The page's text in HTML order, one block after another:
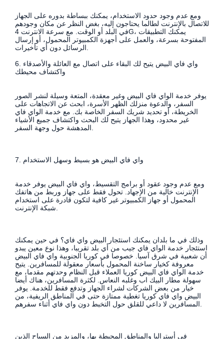
ومع عدم وجود حدود الاستخدام، يمكنك ببساطة بدوره على الجهاز
للاتصال بالإنترنت لطالما يحتاجون إليه، بغض النظر عن مكان وجودهم
في البلد أو الوقت. مع سرعة الانترنت 4G، يمكنك التطبيقات
المفتوحة بسرعة، والعمل على أجهزة الكمبيوتر المحمول، أو إرسال
6. واي فاي البيض يتيح لك البقاء على اتصال مع العائلة والأصدقاء
واكتشاف محيطك
يوفر خدمة الواي فاي البيض وغير معقدة، المتعة وسيلة لنشر الصور
السفر، والدعوة منزلك الظهر الأسرة، ابحث عن الاتجاهات على
الخريطة، أو تحديد شريك السفر الخاصة بك. مع خدمة الواي فاي
غير محدود، وهذا الجهاز يتيح لك البحث واكتشاف جميع الأشياء
7. واي فاي البيض هو بسيط وسهل الاستخدام
ومع عدم وجود عقود أو برامج التقسيط، واي فاي البيض يوفر خدمة
الإنترنت خالية من الإجهاد. تحول فقط على جهاز وربط من هاتفك
المحمول أو جهاز الكمبيوتر غير كافية لتكون قادرة على استخدام
وذلك في ما بلدان يمكنك استئجار البيض واي فاي؟ في حين يمكنك
استئجار خدمة الواي فاي جيب من أي بلد تقريبا، وهذا نوع معين يبدو
أن شعبية في شرق آسيا. خصوصا في كوريا الجنوبية واي فاي البيض
معروفة كخيار ساخنة المحمول بأسعار معقولة للمسافرين. يتيح
خدمة الواي فاي البيض كوريا العملاء قبل النظام وحدتهم مقدما، مع
سهولة مطار البيك اب وغلبه النعاس. لكثرة المسافرين، هناك أيضا
خيار من بعض الشركات لشراء الجهاز وتدفع فقط للخدمة. يوفر
البيض واي فاي كوريا تغطية ممتازة حتى في المناطق الريفية، من
في أستراليا والمناطق المحيطة بها، والمزيد من السياح الذين